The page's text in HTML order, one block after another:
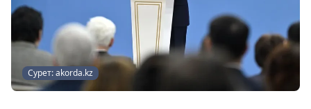
Сурет: akorda.kz